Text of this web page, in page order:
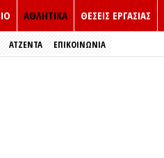
ΑΘΛΗΤΙΚΑ ΘΕΣΕΙΣ ΕΡΓΑΣΙΑΣ
ΑΤΖΕΝΤΑ ΕΠΙΚΟΙΝΩΝΙΑ